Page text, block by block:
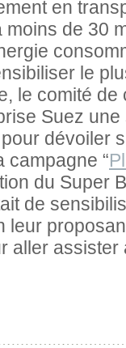
en
de 30
le
le comité
Suez
dévoiler
campagne “
du Super
de
aller